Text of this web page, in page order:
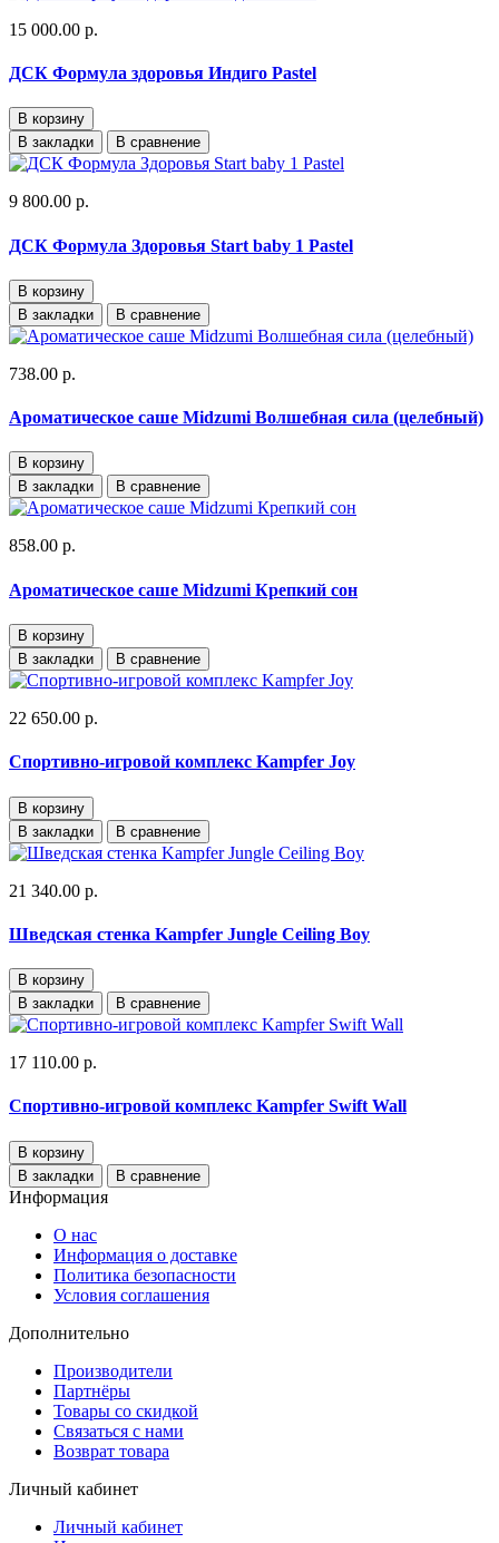
15 000.00 р.
ДСК Формула здоровья Индиго Pastel
В корзину
В закладки
В сравнение
9 800.00 р.
ДСК Формула Здоровья Start baby 1 Pastel
В корзину
В закладки
В сравнение
738.00 р.
Ароматическое саше Midzumi Волшебная сила (целебный)
В корзину
В закладки
В сравнение
858.00 р.
Ароматическое саше Midzumi Крепкий сон
В корзину
В закладки
В сравнение
22 650.00 р.
Спортивно-игровой комплекс Kampfer Joy
В корзину
В закладки
В сравнение
21 340.00 р.
Шведская стенка Kampfer Jungle Ceiling Boy
В корзину
В закладки
В сравнение
17 110.00 р.
Спортивно-игровой комплекс Kampfer Swift Wall
В корзину
В закладки
В сравнение
Информация
О нас
Информация о доставке
Политика безопасности
Условия соглашения
Дополнительно
Производители
Партнёры
Товары со скидкой
Связаться с нами
Возврат товара
Личный кабинет
Личный кабинет